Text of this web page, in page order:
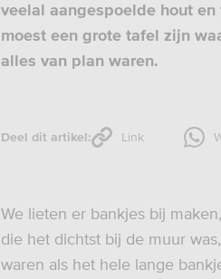
veelal aangespoelde hout
moest een grote tafel zijn
alles van plan waren.
Deel dit artikel: Link
We lieten er bankjes bij
die het dichtst bij de muur
waren als het hele lange